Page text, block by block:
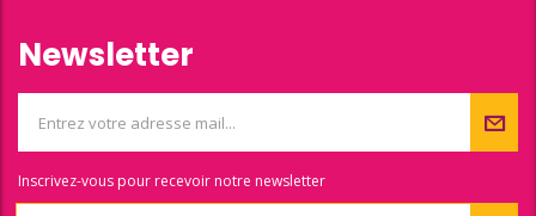
Newsletter
Inscrivez-vous pour recevoir notre newsletter